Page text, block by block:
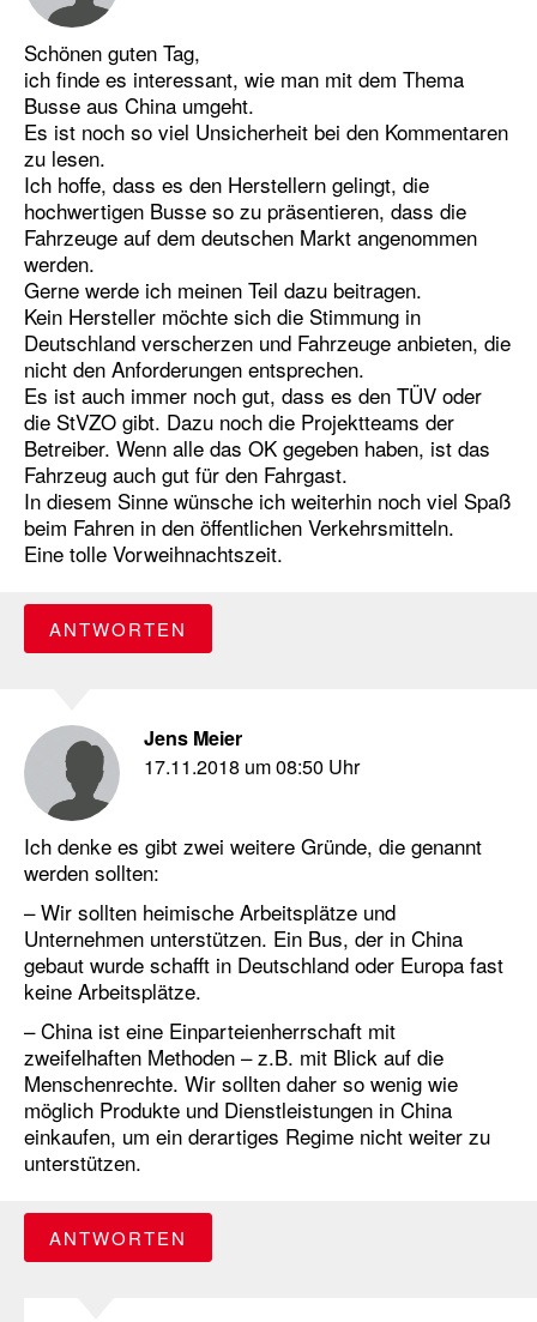
Schönen guten Tag,
ich finde es interessant, wie man mit dem Thema
Busse aus China umgeht.
Es ist noch so viel Unsicherheit bei den Kommentaren
zu lesen.
Ich hoffe, dass es den Herstellern gelingt, die
hochwertigen Busse so zu präsentieren, dass die
Fahrzeuge auf dem deutschen Markt angenommen
werden.
Gerne werde ich meinen Teil dazu beitragen.
Kein Hersteller möchte sich die Stimmung in
Deutschland verscherzen und Fahrzeuge anbieten, die
nicht den Anforderungen entsprechen.
Es ist auch immer noch gut, dass es den TÜV oder
die StVZO gibt. Dazu noch die Projektteams der
Betreiber. Wenn alle das OK gegeben haben, ist das
Fahrzeug auch gut für den Fahrgast.
In diesem Sinne wünsche ich weiterhin noch viel Spaß
beim Fahren in den öffentlichen Verkehrsmitteln.
Eine tolle Vorweihnachtszeit.
ANTWORTEN
Jens Meier
17.11.2018 um 08:50 Uhr
Ich denke es gibt zwei weitere Gründe, die genannt
werden sollten:
– Wir sollten heimische Arbeitsplätze und
Unternehmen unterstützen. Ein Bus, der in China
gebaut wurde schafft in Deutschland oder Europa fast
keine Arbeitsplätze.
– China ist eine Einparteienherrschaft mit
zweifelhaften Methoden – z.B. mit Blick auf die
Menschenrechte. Wir sollten daher so wenig wie
möglich Produkte und Dienstleistungen in China
einkaufen, um ein derartiges Regime nicht weiter zu
unterstützen.
ANTWORTEN